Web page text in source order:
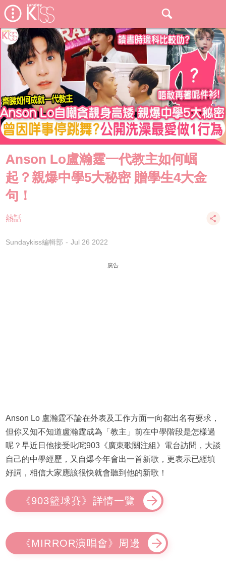
Anson Lo盧瀚霆一代教主如何崛
起？親爆中學5大秘密 贈學生4大金
句！
熱話
Sundaykiss編輯部 Jul 26 2022
廣告
Anson Lo 盧瀚霆不論在外表及工作方面一向都出名有要求，
但你又知不知道盧瀚霆成為「教主」前在中學階段是怎樣過
呢？早近日他接受叱咤903《廣東歌關注組》電台訪問，大談
自己的中學經歷，又自爆今年會出一首新歌，更表示已經填
好詞，相信大家應該很快就會聽到他的新歌！
《903籃球賽》詳情一覽
《MIRROR演唱會》周邊